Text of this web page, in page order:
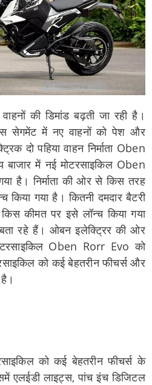
की डिमांड बढ़ती जा रही है।
सेगमेंट में नए वाहनों को पेश और
दो पहिया वाहन निर्माता Oben
में नई मोटरसाइकिल Oben
है। निर्माता की ओर से किस तरह
गया है। कितनी दमदार बैटरी
कीमत पर इसे लॉन्च किया गया
रहे हैं। ओबन इलेक्ट्रिर की ओर
Oben Rorr Evo को
को कई बेहतरीन फीचर्स और
को कई बेहतरीन फीचर्स के
एलईडी लाइट्स, पांच इंच डिजिटल